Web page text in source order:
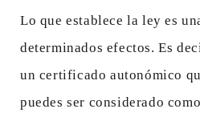
Lo que establece la ley es
determinados efectos. Es
un certificado autonómico
puedes ser considerado